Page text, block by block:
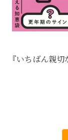
『いちばん親